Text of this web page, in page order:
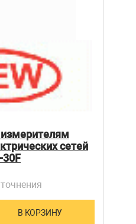
сетей
30F
В КОРЗИНУ